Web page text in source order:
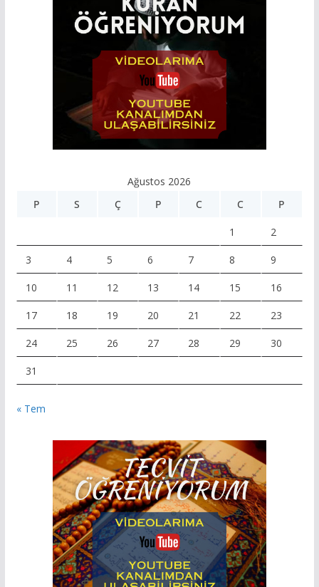
Ağustos 2026
P
S Ç P C C P
1 2
3 4 5 6 7 8 9
10 11 12 13 14 15 16
17 18 19 20 21 22 23
24 25 26 27 28 29 30
31
« Tem